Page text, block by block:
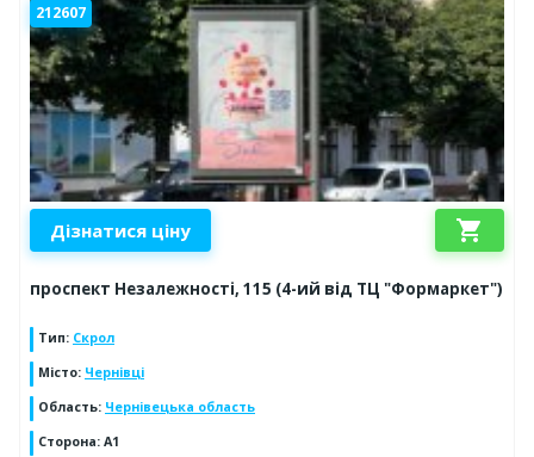
212607
Дізнатися ціну shopping_cart
проспект Незалежності, 115 (4-ий від ТЦ "Формаркет")
Тип: Скрол
Місто: Чернівці
Область: Чернівецька область
Сторона: А1